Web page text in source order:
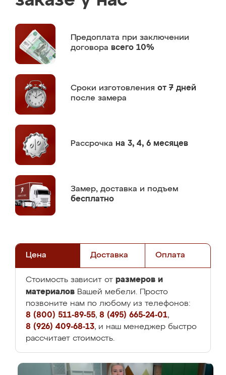
Предоплата при заключении
договора всего 10%
Сроки изготовления от 7 дней
после замера
Рассрочка на 3, 4, 6 месяцев
Замер, доставка и подъем
бесплатно
Цена Доставка Оплата
Стоимость зависит от размеров и
материалов Вашей мебели. Просто
позвоните нам по любому из телефонов:
8 (800) 511-89-55, 8 (495) 665-24-01,
8 (926) 409-68-13, и наш менеджер быстро
рассчитает стоимость.